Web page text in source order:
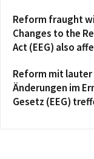
Reform fraught
Changes to the
Act (EEG) also
Reform mit lauter
Änderungen im
Gesetz (EEG)